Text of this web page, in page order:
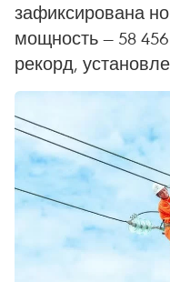
зафиксирована
мощность — 58
рекорд,